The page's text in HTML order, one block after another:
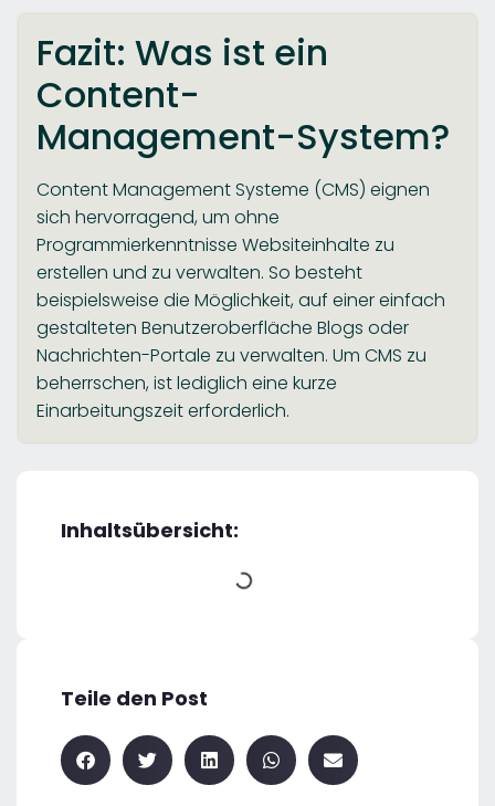
Fazit: Was ist ein
Content-
Management-System?
Content Management Systeme (CMS) eignen
sich hervorragend, um ohne
Programmierkenntnisse Websiteinhalte zu
erstellen und zu verwalten. So besteht
beispielsweise die Möglichkeit, auf einer einfach
gestalteten Benutzeroberfläche Blogs oder
Nachrichten-Portale zu verwalten. Um CMS zu
beherrschen, ist lediglich eine kurze
Einarbeitungszeit erforderlich.
Inhaltsübersicht:
Teile den Post